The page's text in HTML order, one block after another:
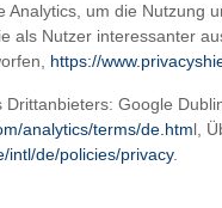
Analytics, um die Nutzung
als Nutzer interessanter
https://
Drittanbieters: Google
analytics/terms/de.html,
intl/de/policies/privacy.